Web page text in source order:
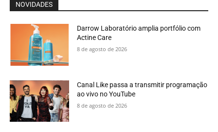
NOVIDADES
Darrow Laboratório amplia portfólio com
Actine Care
8 de agosto de 2026
Canal Like passa a transmitir programação
ao vivo no YouTube
8 de agosto de 2026